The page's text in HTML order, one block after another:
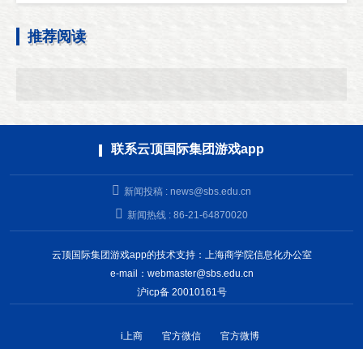
推荐阅读
联系云顶国际集团游戏app
新闻投稿 : news@sbs.edu.cn
新闻热线 : 86-21-64870020
云顶国际集团游戏app的技术支持：上海商学院信息化办公室
e-mail： webmaster@sbs.edu.cn
沪icp备 20010161号
i上商 官方微信 官方微博